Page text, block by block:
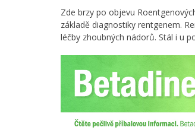
Zde brzy po objevu
základě diagnostiky rentgenem.
léčby zhoubných nádorů. Stál i u